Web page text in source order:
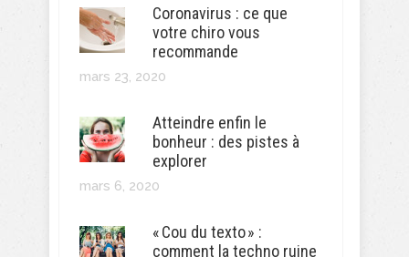
Coronavirus : ce que
votre chiro vous
recommande
mars 23, 2020
Atteindre enfin le
bonheur : des pistes à
explorer
mars 6, 2020
« Cou du texto » :
comment la techno ruine